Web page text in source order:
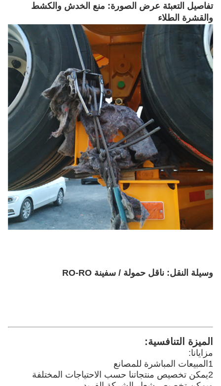
تفاصيل التعبئة عرض الصورة: منع الخدش والكشط
والقشرة الطلاء